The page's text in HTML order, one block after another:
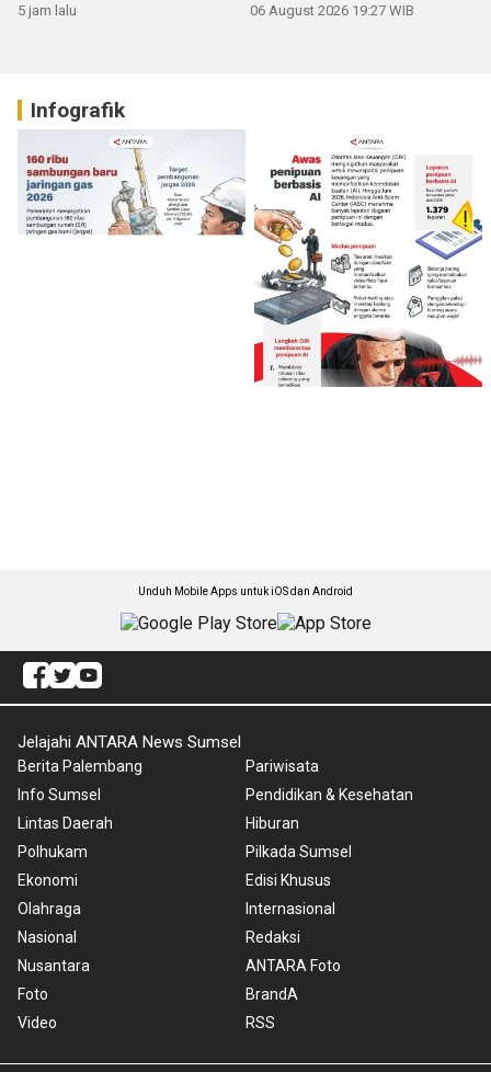
5 jam lalu 06 August 2026 19:27 WIB
Infografik
Unduh Mobile Apps untuk iOS dan Android
Jelajahi ANTARA News Sumsel
Berita Palembang
Info Sumsel
Lintas Daerah
Polhukam
Ekonomi
Olahraga
Nasional
Nusantara
Foto
Video
Pariwisata
Pendidikan & Kesehatan
Hiburan
Pilkada Sumsel
Edisi Khusus
Internasional
Redaksi
ANTARA Foto
BrandA
RSS